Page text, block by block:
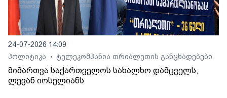
24-07-2026 14:09
პოლიტიკა
• ტელეკომპანია თრიალეთის განცხადებები
მიმართვა საქართველოს სახალხო დამცველს,
ლევან იოსელიანს